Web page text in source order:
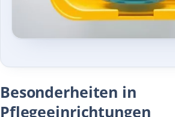
Besonderheiten in
Pflegeeinrichtungen